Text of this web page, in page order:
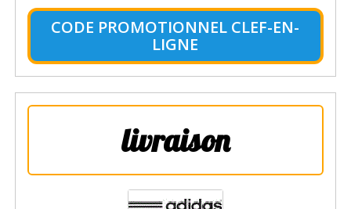
CODE PROMOTIONNEL CLEF-EN-
LIGNE
livraison